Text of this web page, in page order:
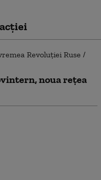
noua rețea